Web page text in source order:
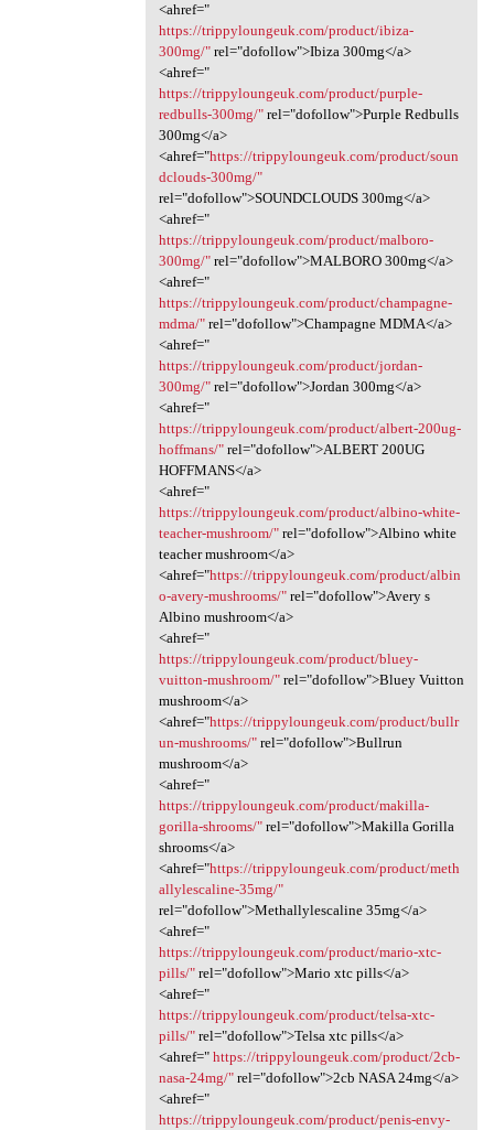
<ahref="
https://trippyloungeuk.com/product/ibiza-
300mg/"rel="dofollow">Ibiza 300mg</a>
<ahref="
https://trippyloungeuk.com/product/purple-
redbulls-300mg/"rel="dofollow">Purple Redbulls
300mg</a>
<ahref="https://trippyloungeuk.com/product/soun
dclouds-300mg/"
rel="dofollow">SOUNDCLOUDS 300mg</a>
<ahref="
https://trippyloungeuk.com/product/malboro-
300mg/"rel="dofollow">MALBORO 300mg</a>
<ahref="
https://trippyloungeuk.com/product/champagne-
mdma/"rel="dofollow">Champagne MDMA</a>
<ahref="
https://trippyloungeuk.com/product/jordan-
300mg/"rel="dofollow">Jordan 300mg</a>
<ahref="
https://trippyloungeuk.com/product/albert-200ug-
hoffmans/"rel="dofollow">ALBERT 200UG
HOFFMANS</a>
<ahref="
https://trippyloungeuk.com/product/albino-white-
teacher-mushroom/"rel="dofollow">Albino white
teacher mushroom</a>
<ahref="https://trippyloungeuk.com/product/albin
o-avery-mushrooms/"rel="dofollow">Avery s
Albino mushroom</a>
<ahref="
https://trippyloungeuk.com/product/bluey-
vuitton-mushroom/"rel="dofollow">Bluey Vuitton
mushroom</a>
<ahref="https://trippyloungeuk.com/product/bullr
un-mushrooms/"rel="dofollow">Bullrun
mushroom</a>
<ahref="
https://trippyloungeuk.com/product/makilla-
gorilla-shrooms/"rel="dofollow">Makilla Gorilla
shrooms</a>
<ahref="https://trippyloungeuk.com/product/meth
allylescaline-35mg/"
rel="dofollow">Methallylescaline 35mg</a>
<ahref="
https://trippyloungeuk.com/product/mario-xtc-
pills/"rel="dofollow">Mario xtc pills</a>
<ahref="
https://trippyloungeuk.com/product/telsa-xtc-
pills/"rel="dofollow">Telsa xtc pills</a>
<ahref=" https://trippyloungeuk.com/product/2cb-
nasa-24mg/"rel="dofollow">2cb NASA 24mg</a>
<ahref="
https://trippyloungeuk.com/product/penis-envy-